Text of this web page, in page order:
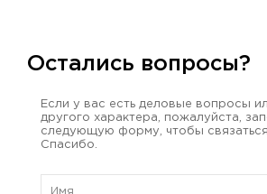
Остались вопросы?
Если у вас есть деловые вопросы
другого характера, пожалуйста,
следующую форму, чтобы связаться
Спасибо.